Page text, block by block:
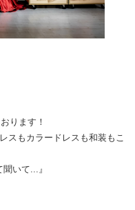
ります！
スもカラードレスも和装もこ
いて...』